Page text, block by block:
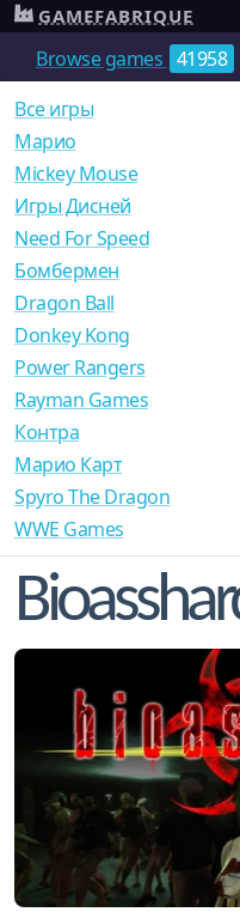
Browse games 41958
GAMEFABRIQUE
Все игры
Mарио
Mickey Mouse
Игры Дисней
Need For Speed
Бомбермен
Dragon Ball
Donkey Kong
Power Rangers
Rayman Games
Контра
Марио Карт
Spyro The Dragon
WWE Games